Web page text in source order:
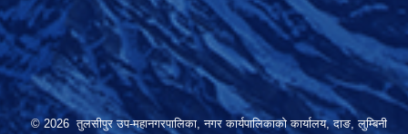
© 2026 तुलसीपुर उप-महानगरपालिका, नगर कार्यपालिकाको कार्यालय, दाङ, लुम्बिनी